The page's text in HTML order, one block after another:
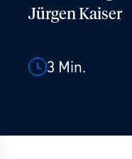
Jürgen Kaiser
3 Min.